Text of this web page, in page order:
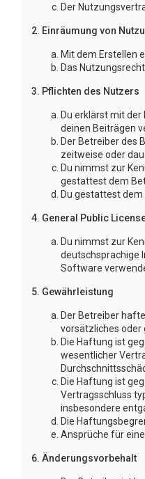
Der
2. Einräumung von
Mit dem Erstellen
Das
3. Pflichten des Nutzers
Du erklärst mit
deinen Beiträgen
Der Betreiber des
zeitweise oder
Du nimmst zur
gestattest dem
Du gestattest
4. General Public
Du nimmst zur
deutschsprachige
Software
5. Gewährleistung
Der Betreiber
vorsätzliches oder
Die Haftung ist
wesentlicher
Die Haftung ist
Vertragsschluss
insbesondere
Die
Ansprüche für
6. Änderungsvorbehalt